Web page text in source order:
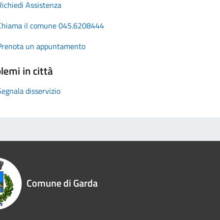
Assistenza
il comune 045.6208444
un appuntamento
in città
disservizio
Comune di Garda